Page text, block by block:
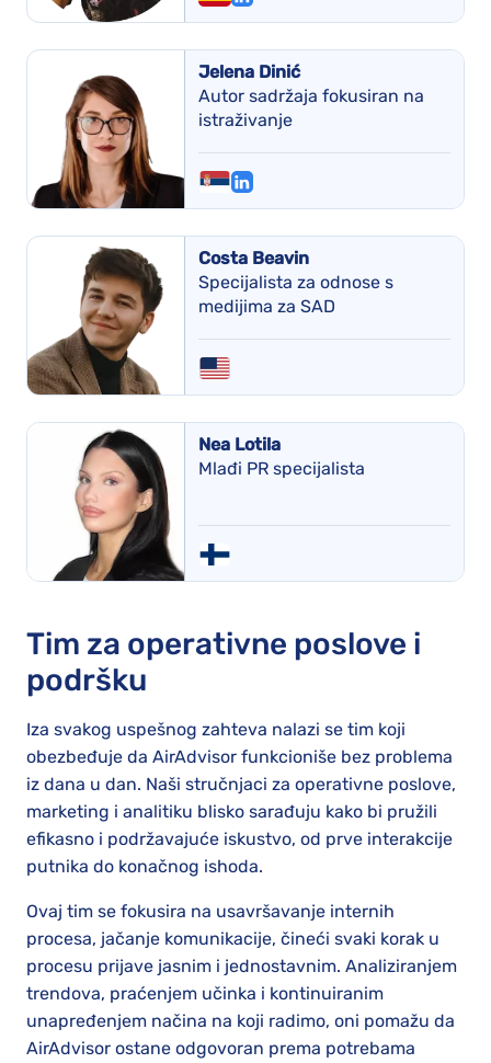
Jelena Dinić
Autor sadržaja fokusiran na
istraživanje
Costa Beavin
Specijalista za odnose s
medijima za SAD
Nea Lotila
Mlađi PR specijalista
Tim za operativne poslove i
podršku
Iza svakog uspešnog zahteva nalazi se tim koji
obezbeđuje da AirAdvisor funkcioniše bez problema
iz dana u dan. Naši stručnjaci za operativne poslove,
marketing i analitiku blisko sarađuju kako bi pružili
efikasno i podržavajuće iskustvo, od prve interakcije
putnika do konačnog ishoda.
Ovaj tim se fokusira na usavršavanje internih
procesa, jačanje komunikacije, čineći svaki korak u
procesu prijave jasnim i jednostavnim. Analiziranjem
trendova, praćenjem učinka i kontinuiranim
unapređenjem načina na koji radimo, oni pomažu da
AirAdvisor ostane odgovoran prema potrebama